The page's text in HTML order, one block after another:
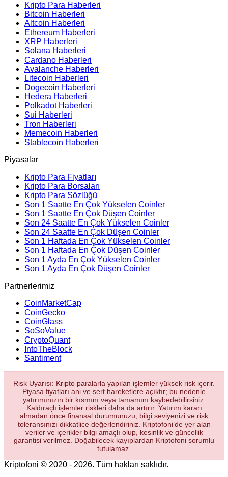
Kripto Para Haberleri
Bitcoin Haberleri
Altcoin Haberleri
Ethereum Haberleri
XRP Haberleri
Solana Haberleri
Cardano Haberleri
Avalanche Haberleri
Litecoin Haberleri
Dogecoin Haberleri
Hedera Haberleri
Polkadot Haberleri
Sui Haberleri
Tron Haberleri
Memecoin Haberleri
Stablecoin Haberleri
Piyasalar
Kripto Para Fiyatları
Kripto Para Borsaları
Kripto Para Sözlüğü
Son 1 Saatte En Çok Yükselen Coinler
Son 1 Saatte En Çok Düşen Coinler
Son 24 Saatte En Çok Yükselen Coinler
Son 24 Saatte En Çok Düşen Coinler
Son 1 Haftada En Çok Yükselen Coinler
Son 1 Haftada En Çok Düşen Coinler
Son 1 Ayda En Çok Yükselen Coinler
Son 1 Ayda En Çok Düşen Coinler
Partnerlerimiz
CoinMarketCap
CoinGecko
CoinGlass
SoSoValue
CryptoQuant
IntoTheBlock
Santiment
Risk Uyarısı: Kripto paralarla yapılan işlemler yüksek risk içerir.
Piyasa fiyatları ani ve sert hareketlere açıktır; bu nedenle
yatırımınızın bir kısmını veya tamamını kaybedebilirsiniz.
Kaldıraçlı işlemler riskleri daha da artırır. Yatırım kararı
almadan önce finansal durumunuzu, bilgi seviyenizi ve risk
toleransınızı dikkatlice değerlendiriniz. Kriptofoni’de yer alan
veriler ve içerikler bilgi amaçlı olup, kesinlik ve güncellik
garantisi verilmez. Doğabilecek kayıplardan Kriptofoni sorumlu
tutulamaz.
Kriptofoni © 2020 - 2026. Tüm hakları saklıdır.